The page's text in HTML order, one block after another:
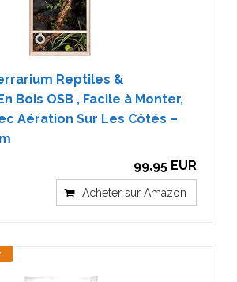
Reptiles &
Bois OSB , Facile à Monter,
Aération Sur Les Côtés –
99,95 EUR
Acheter sur Amazon